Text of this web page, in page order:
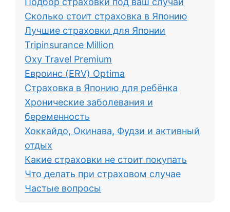
Сколько стоит страховка в Японию
Лучшие страховки для Японии
Tripinsurance Million
Oxy Travel Premium
Евроинс (ERV) Optima
Страховка в Японию для ребёнка
Хронические заболевания и
беременность
Хоккайдо, Окинава, Фудзи и активный
отдых
Какие страховки не стоит покупать
Что делать при страховом случае
Частые вопросы